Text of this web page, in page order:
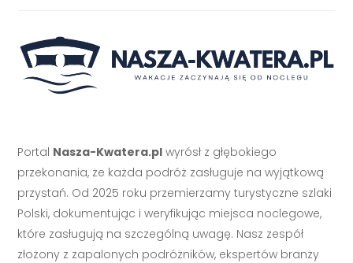
Portal Nasza-Kwatera.pl wyrósł z głębokiego
przekonania, że każda podróż zasługuje na wyjątkową
przystań. Od 2025 roku przemierzamy turystyczne szlaki
Polski, dokumentując i weryfikując miejsca noclegowe,
które zasługują na szczególną uwagę. Nasz zespół
złożony z zapalonych podróżników, ekspertów branży